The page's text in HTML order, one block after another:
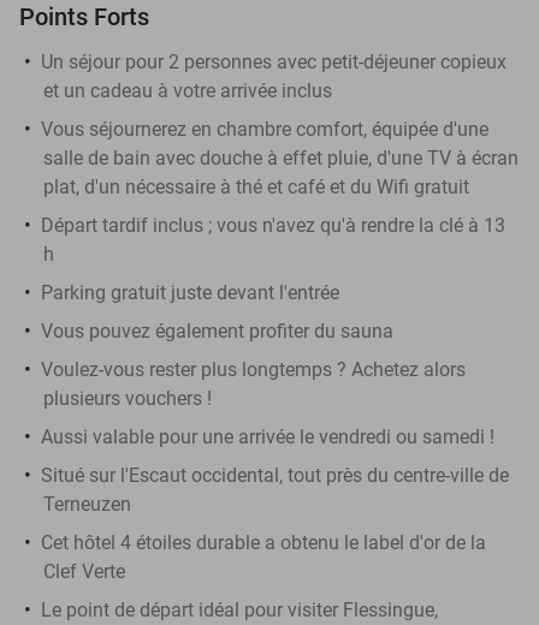
Points Forts
Un séjour pour 2 personnes avec petit-déjeuner copieux
et un cadeau à votre arrivée inclus
Vous séjournerez en chambre comfort, équipée d'une
salle de bain avec douche à effet pluie, d'une TV à écran
plat, d'un nécessaire à thé et café et du Wifi gratuit
Départ tardif inclus ; vous n'avez qu'à rendre la clé à 13
h
Parking gratuit juste devant l'entrée
Vous pouvez également profiter du sauna
Voulez-vous rester plus longtemps ? Achetez alors
plusieurs vouchers !
Aussi valable pour une arrivée le vendredi ou samedi !
Situé sur l'Escaut occidental, tout près du centre-ville de
Terneuzen
Cet hôtel 4 étoiles durable a obtenu le label d'or de la
Clef Verte
Le point de départ idéal pour visiter Flessingue,